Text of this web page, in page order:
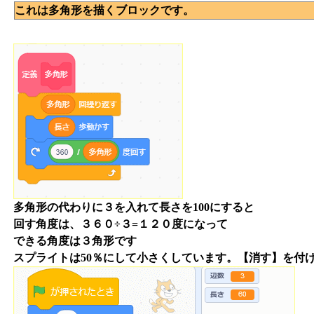
これは多角形を描くブロックです。
多角形の代わりに３を入れて長さを100にすると
回す角度は、３６０÷３=１２０度になって
できる角度は３角形です
スプライトは50％にして小さくしています。【消す】を付